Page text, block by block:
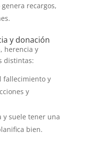
recargos,
y donación
herencia y
distintas:
fallecimiento y
y
y suele tener una
bien.